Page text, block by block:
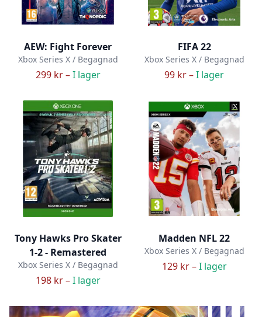
AEW: Fight Forever
Xbox Series X / Begagnad
299 kr –I lager
FIFA 22
Xbox Series X / Begagnad
99 kr –I lager
Tony Hawks Pro Skater
1-2 - Remastered
Xbox Series X / Begagnad
198 kr –I lager
Madden NFL 22
Xbox Series X / Begagnad
129 kr –I lager